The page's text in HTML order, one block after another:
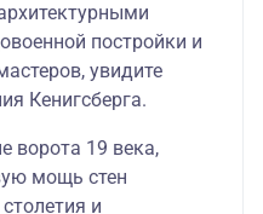
постройки и
увидите
Кенигсберга.
ворота 19 века,
мощь стен
и